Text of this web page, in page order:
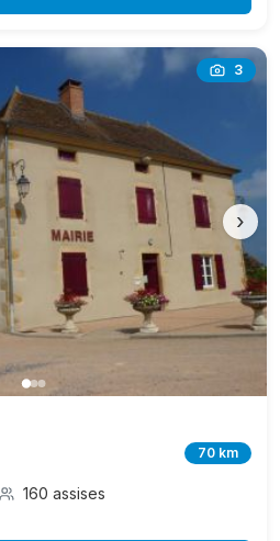
3
›
70 km
160 assises